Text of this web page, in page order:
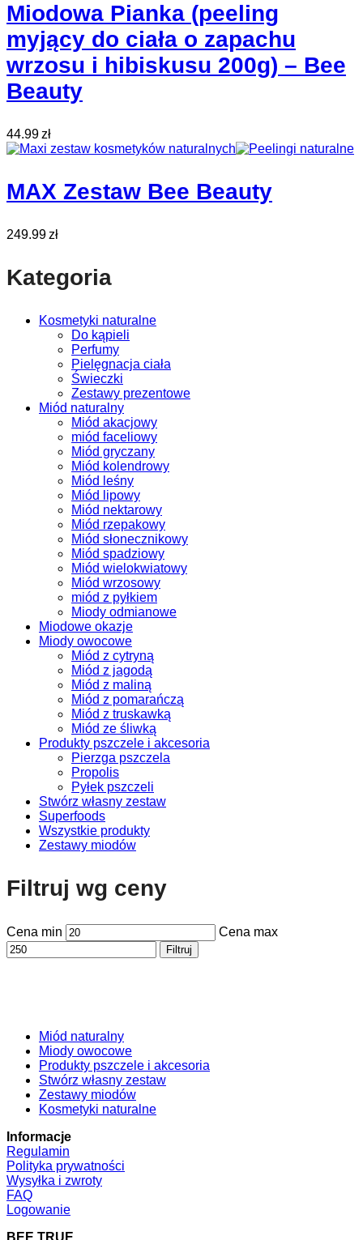
Miodowa Pianka (peeling
myjący do ciała o zapachu
wrzosu i hibiskusu 200g) – Bee
Beauty
44.99zł
MAX Zestaw Bee Beauty
249.99zł
Kategoria
Kosmetyki naturalne
Do kąpieli
Perfumy
Pielęgnacja ciała
Świeczki
Zestawy prezentowe
Miód naturalny
Miód akacjowy
miód faceliowy
Miód gryczany
Miód kolendrowy
Miód leśny
Miód lipowy
Miód nektarowy
Miód rzepakowy
Miód słonecznikowy
Miód spadziowy
Miód wielokwiatowy
Miód wrzosowy
miód z pyłkiem
Miody odmianowe
Miodowe okazje
Miody owocowe
Miód z cytryną
Miód z jagodą
Miód z maliną
Miód z pomarańczą
Miód z truskawką
Miód ze śliwką
Produkty pszczele i akcesoria
Pierzga pszczela
Propolis
Pyłek pszczeli
Stwórz własny zestaw
Superfoods
Wszystkie produkty
Zestawy miodów
Filtruj wg ceny
Cena min Cena max
Filtruj
Miód naturalny
Miody owocowe
Produkty pszczele i akcesoria
Stwórz własny zestaw
Zestawy miodów
Kosmetyki naturalne
Informacje
Regulamin
Polityka prywatności
Wysyłka i zwroty
FAQ
Logowanie
BEE TRUE